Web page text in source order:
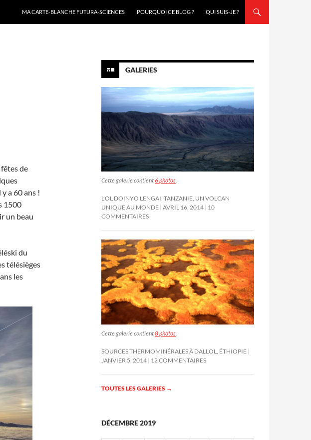
MA CARTE-BLANCHE FUTURA-SCIENCES
POURQUOI CE BLOG ? QUI SUIS-JE ?
de
a 60 ans !
1500
un beau
du
télésièges
les
GALERIES
Cette galerie contient6 photos.
L’OL DOINYO LENGAI, TANZANIE, UN VOLCAN
UNIQUE AU MONDE AVRIL 16, 2014 10
COMMENTAIRES
Cette galerie contient8 photos
SOURCES THERMOMINÉRALES À DALLOL, ÉTHIOPIE
JANVIER 5, 2014 12 COMMENTAIRES
TOUTES LES GALERIES →
DÉCEMBRE 2019